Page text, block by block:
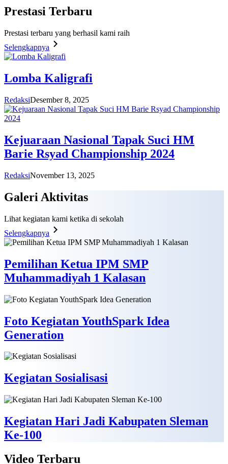
Prestasi Terbaru
Prestasi terbaru yang berhasil kami raih
Selengkapnya
Lomba Kaligrafi
RedaksiDesember 8, 2025
Kejuaraan Nasional Tapak Suci HM
Barie Rsyad Championship 2024
RedaksiNovember 13, 2025
Galeri Aktivitas
Lihat kegiatan kami ketika di sekolah
Selengkapnya
Pemilihan Ketua IPM SMP
Muhammadiyah 1 Kalasan
Foto Kegiatan YouthSpark Idea
Generation
Kegiatan Sosialisasi
Kegiatan Hari Jadi Kabupaten Sleman
Ke-100
Video Terbaru